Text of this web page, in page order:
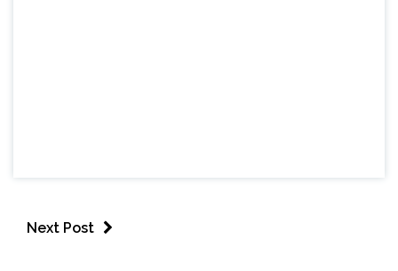
Next Post